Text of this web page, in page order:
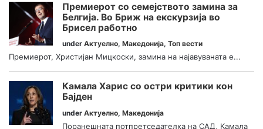
Премиерот со семејството замина за
Белгија. Во Бриж на екскурзија во
Брисел работно
under Актуелно, Македонија, Топ вести
Премиерот, Христијан Мицкоски, замина на најавуваната е...
Камала Харис со остри критики кон
Бајден
under Актуелно, Македонија
Поранешната потпретседателка на САД, Камала